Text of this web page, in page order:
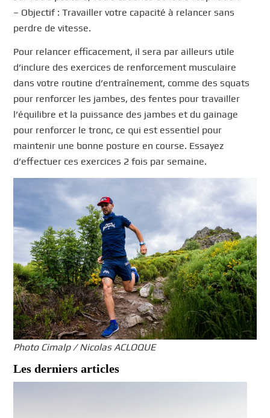
– Objectif : Travailler votre capacité à relancer sans
perdre de vitesse.
Pour relancer efficacement, il sera par ailleurs utile
d’inclure des exercices de renforcement musculaire
dans votre routine d’entraînement, comme des squats
pour renforcer les jambes, des fentes pour travailler
l’équilibre et la puissance des jambes et du gainage
pour renforcer le tronc, ce qui est essentiel pour
maintenir une bonne posture en course. Essayez
d’effectuer ces exercices 2 fois par semaine.
Photo Cimalp / Nicolas ACLOQUE
Les derniers articles